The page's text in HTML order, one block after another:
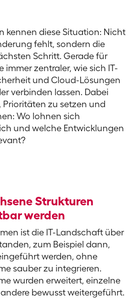
kennen diese Situation: Nicht
fehlt, sondern die
Schritt. Gerade für
immer zentraler, wie sich IT-
und Cloud-Lösungen
verbinden lassen. Dabei
zu setzen und
Wo lohnen sich
und welche Entwicklungen
Strukturen
werden
ist die IT-Landschaft über
zum Beispiel dann,
werden, ohne
sauber zu integrieren.
wurden erweitert, einzelne
bewusst weitergeführt.